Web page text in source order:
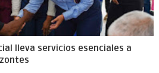
lleva servicios esenciales a